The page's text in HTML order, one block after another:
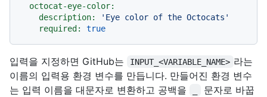
octocat-eye-color:
description:
'Eye color of the Octocats'
required:
true
입력을 지정하면 GitHub는 INPUT_<VARIABLE_NAME> 라는
이름의 입력용 환경 변수를 만듭니다. 만들어진 환경 변수
는 입력 이름을 대문자로 변환하고 공백을
문자로 바꿉